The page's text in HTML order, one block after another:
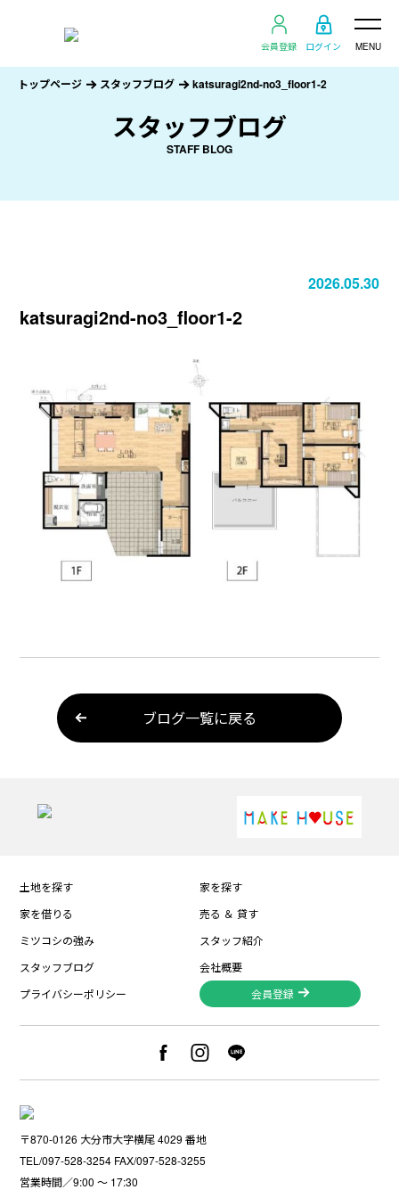
会員登録 ログイン MENU
スタッフブログ
STAFF BLOG
トップページ スタッフブログ katsuragi2nd-no3_floor1-2
2026.05.30
katsuragi2nd-no3_floor1-2
ブログ一覧に戻る
〒870-0126 大分市大字横尾 4029 番地
TEL/097-528-3254 FAX/097-528-3255
営業時間／9:00 〜 17:30
土地を探す
家を探す
家を借りる
売る ＆ 貸す
ミツコシの強み
スタッフ紹介
スタッフブログ
会社概要
プライバシーポリシー
会員登録